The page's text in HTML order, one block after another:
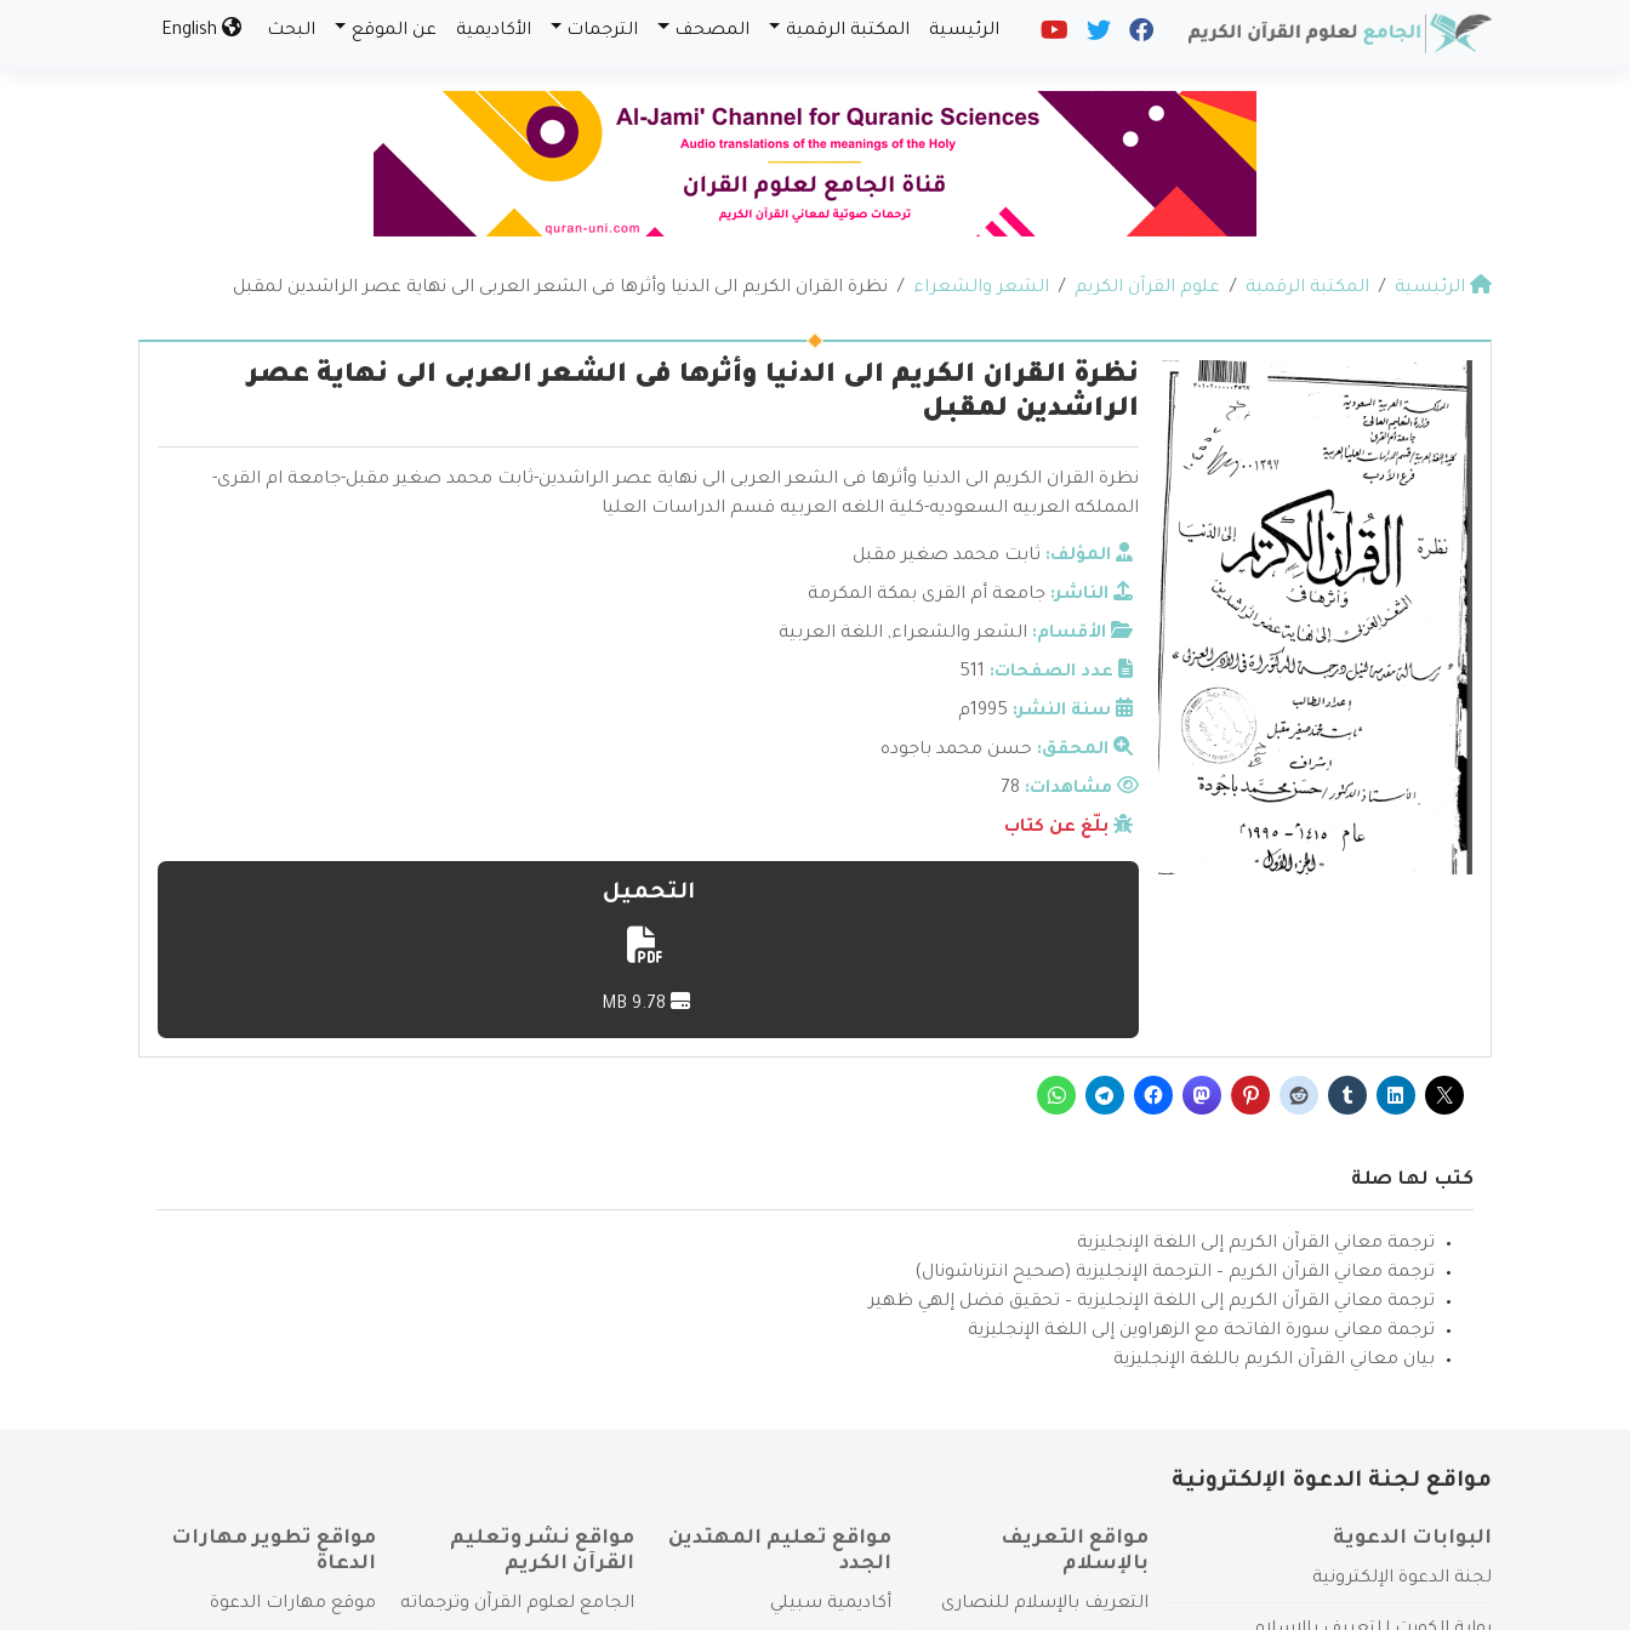
الرئيسية المكتبة الرقمية المصحف الترجمات الأكاديمية عن الموقع البحث
الرئيسية المكتبة الرقمية علوم القرآن الكريم الشعر والشعراء نظرة القران الكريم الى الدنيا وأثرها فى الشعر العربى الى نهاية عصر الراشدين لمقبل
نظرة القران الكريم الى الدنيا وأثرها فى الشعر العربى الى نهاية عصر
الراشدين لمقبل
نظرة القران الكريم الى الدنيا وأثرها فى الشعر العربى الى نهاية عصر الراشدين-ثابت محمد صغير مقبل-جامعة ام القرى-
المملكه العربيه السعوديه-كلية اللغه العربيه قسم الدراسات العليا
المؤلف: ثابت محمد صغير مقبل
الناشر: جامعة أم القرى بمكة المكرمة
الأقسام: الشعر والشعراء, اللغة العربية
عدد الصفحات: 511
سنة النشر: 1995م
المحقق: حسن محمد باجوده
مشاهدات:
بلّغ عن كتاب
التحميل
كتب لها صلة
ترجمة معاني القرآن الكريم إلى اللغة الإنجليزية
ترجمة معاني القرآن الكريم – الترجمة الإنجليزية (صحيح انترناشونال)
ترجمة معاني القرآن الكريم إلى اللغة الإنجليزية – تحقيق فضل إلهي ظهير
ترجمة معاني سورة الفاتحة مع الزهراوين إلى اللغة الإنجليزية
بيان معاني القرآن الكريم باللغة الإنجليزية
مواقع لجنة الدعوة الإلكترونية
البوابات الدعوية
لجنة الدعوة الإلكترونية
مواقع التعريف
بالإسلام
التعريف بالإسلام للنصارى
مواقع تعليم المهتدين
الجدد
أكاديمية سبيلي
مواقع نشر وتعليم
القرآن الكريم
الجامع لعلوم القرآن وترجماته
مواقع تطوير مهارات
الدعاة
موقع مهارات الدعوة